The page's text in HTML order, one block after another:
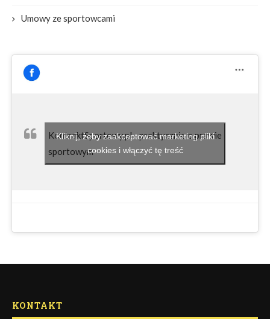
Umowy ze sportowcami
KontraktSportowy.pl - praktycznie o prawie
sportowym
Kliknij, żeby zaakceptować marketing pliki
cookies i włączyć tę treść
KONTAKT